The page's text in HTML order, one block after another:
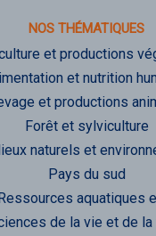
NOS THÉMATIQUES
et productions
et nutrition
et productions
Forêt et sylviculture
naturels et
Pays du sud
aquatiques
de la vie et de la